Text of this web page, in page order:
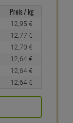
Preis / kg
12,95 €
12,77 €
12,70 €
12,64€
12,64€
12,64€